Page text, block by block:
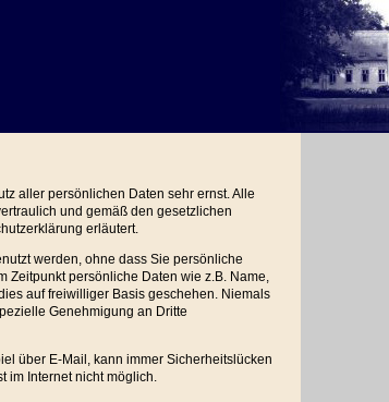
aller persönlichen Daten sehr ernst. Alle
und gemäß den gesetzlichen
erläutert.
werden, ohne dass Sie persönliche
Zeitpunkt persönliche Daten wie z.B. Name,
auf freiwilliger Basis geschehen. Niemals
Genehmigung an Dritte
über E-Mail, kann immer Sicherheitslücken
im Internet nicht möglich.